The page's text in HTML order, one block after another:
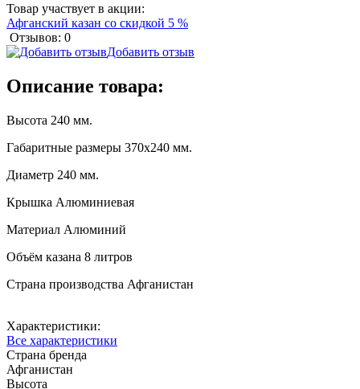
Товар участвует в акции:
Афганский казан со скидкой 5 %
Отзывов: 0
Добавить отзыв
Описание товара:
Высота 240 мм.
Габаритные размеры 370х240 мм.
Диаметр 240 мм.
Крышка Алюминиевая
Материал Алюминий
Объём казана 8 литров
Страна производства Афганистан
Характеристики:
Все характеристики
Страна бренда
Афганистан
Высота